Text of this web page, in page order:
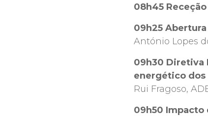
08h45
09h25 Abertura
António Lopes
09h30 Diretiva
energético dos
Rui Fragoso,
09h50 Impacto